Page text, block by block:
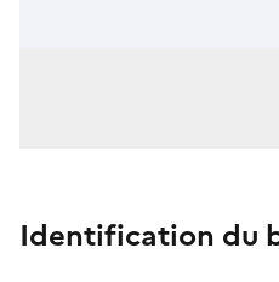
Identification du